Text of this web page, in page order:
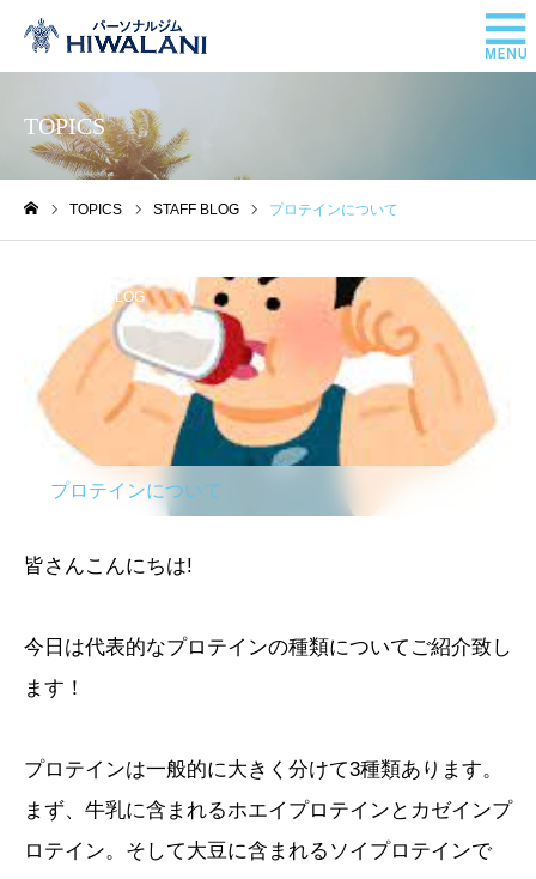
TOPICS
TOPICS STAFF BLOG プロテインについて
STAFF BLOG
プロテインについて
皆さんこんにちは!
今日は代表的なプロテインの種類についてご紹介致し
ます！
プロテインは一般的に大きく分けて3種類あります。
まず、牛乳に含まれるホエイプロテインとカゼインプ
ロテイン。そして大豆に含まれるソイプロテインで